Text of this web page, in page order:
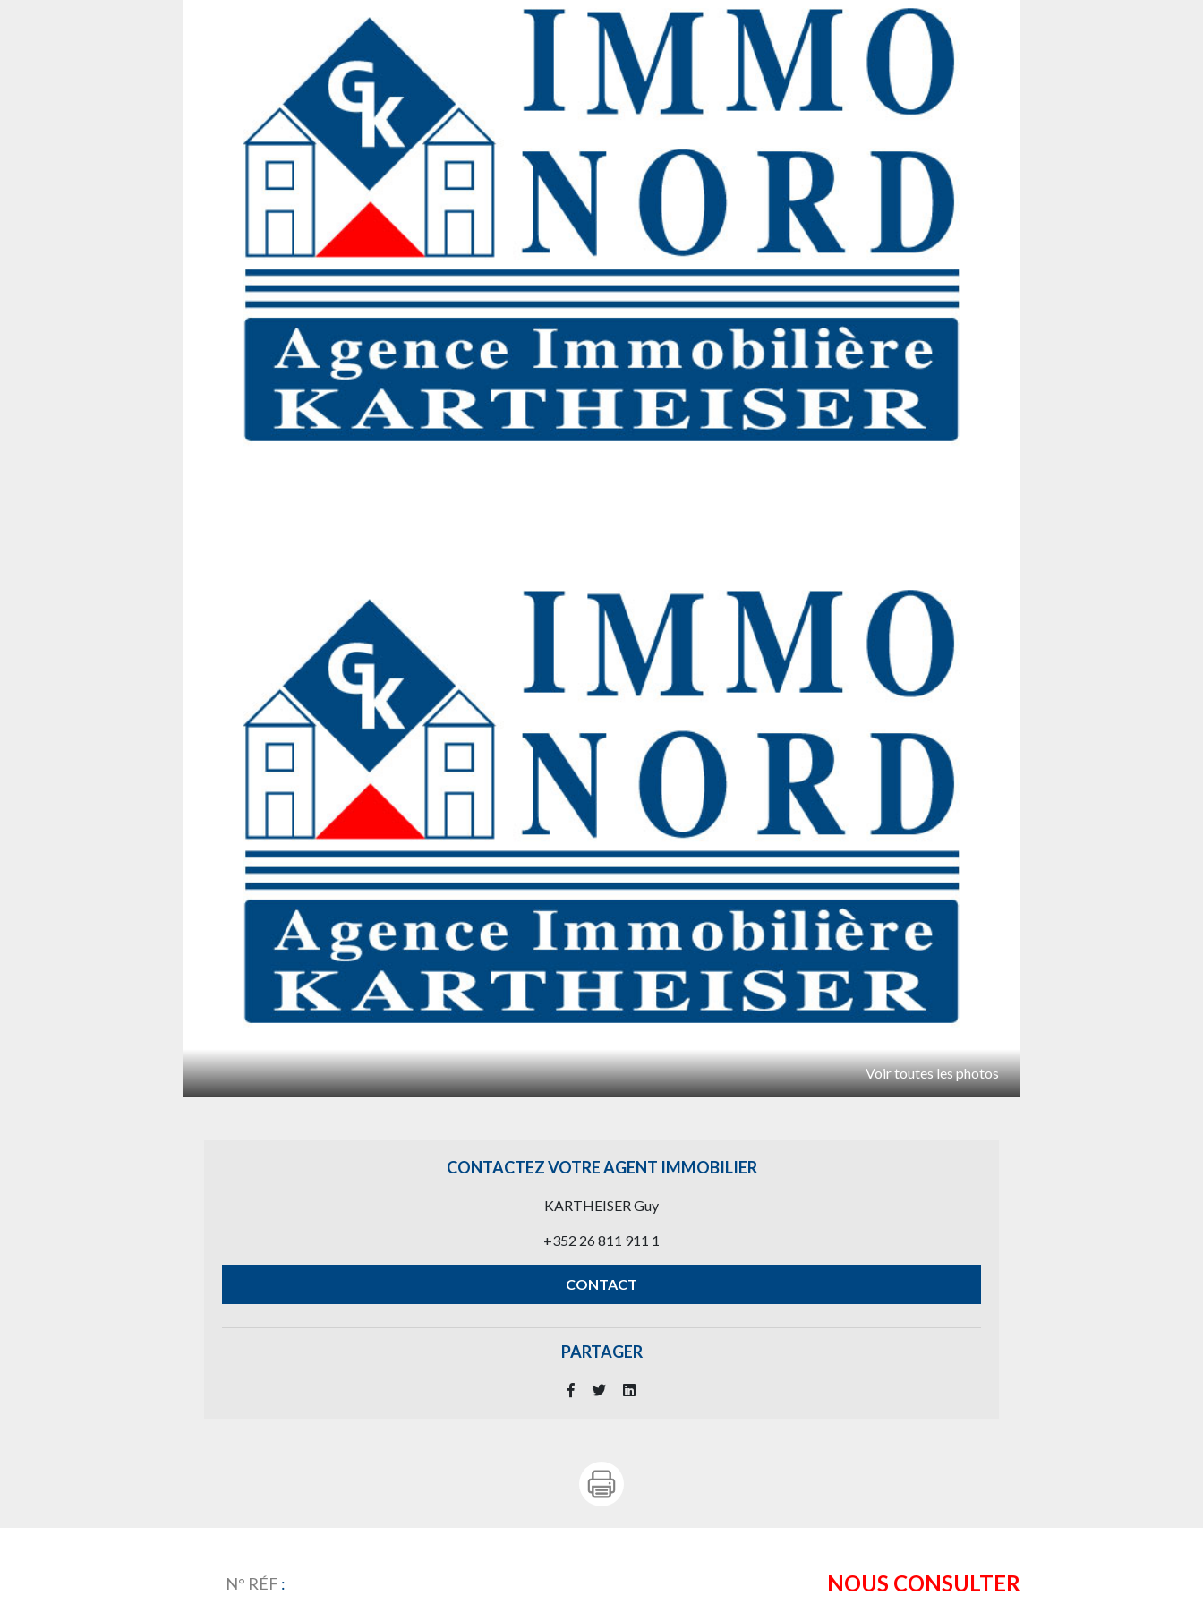
Voir toutes les photos
CONTACTEZ VOTRE AGENT IMMOBILIER
KARTHEISER Guy
+352 26 811 911 1
CONTACT
PARTAGER
N° RÉF : NOUS CONSULTER